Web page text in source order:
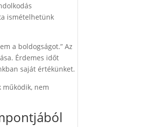
ismételhetünk
a boldogságot.” Az
Érdemes időt
saját értékünket.
működik, nem